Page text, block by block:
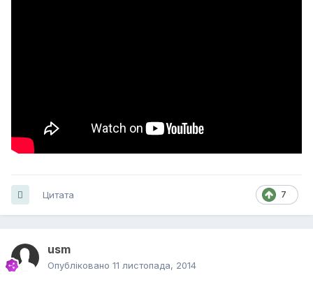
7
Цитата
usm
Опубліковано 11 листопада, 2014